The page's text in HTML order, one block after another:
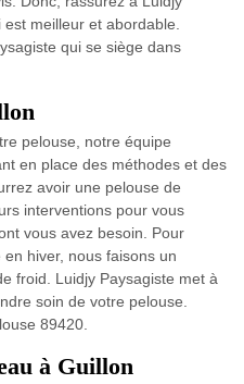
est meilleur et abordable.
qui se siège dans
pelouse, notre équipe
en place des méthodes et des
avoir une pelouse de
interventions pour vous
vous avez besoin. Pour
hiver, nous faisons un
froid. Luidjy Paysagiste met à
soin de votre pelouse.
89420.
à Guillon